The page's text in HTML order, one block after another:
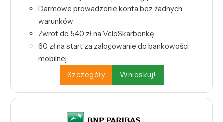
Darmowe prowadzenie konta bez żadnych
warunków
Zwrot do 540 zł na VeloSkarbonkę
60 zł na start za zalogowanie do bankowości
mobilnej
Szczegóły
Wnioskuj!